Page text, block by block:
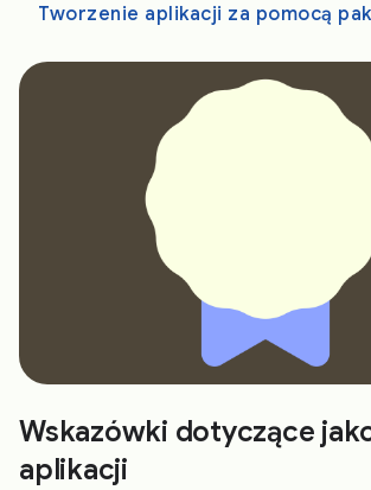
Wskazówki dotyczące
aplikacji